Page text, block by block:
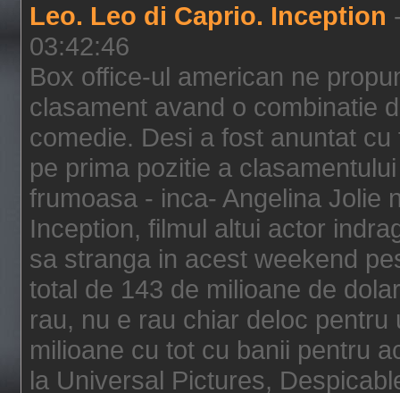
Leo. Leo di Caprio. Inception
03:42:46
Box office-ul american ne
clasament avand o combinatie
comedie. Desi a fost anuntat
pe prima pozitie a
frumoasa - inca- Angelina Jolie
Inception, filmul altui actor
sa stranga in acest weekend
total de 143 de milioane de
rau, nu e rau chiar deloc
milioane cu tot cu banii pentru
la Universal Pictures,